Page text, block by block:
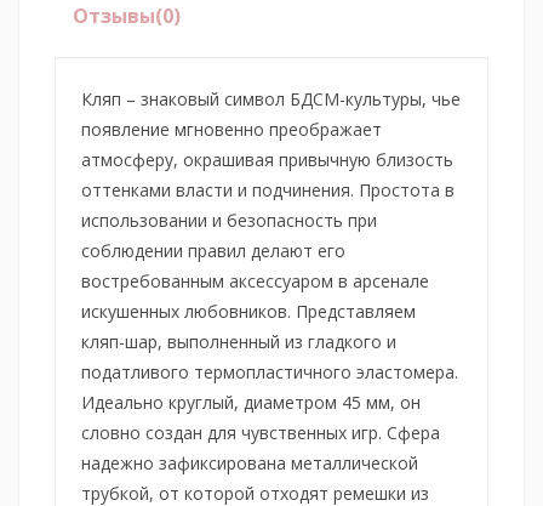
Отзывы(0)
Кляп – знаковый символ БДСМ-культуры, чье
появление мгновенно преображает
атмосферу, окрашивая привычную близость
оттенками власти и подчинения. Простота в
использовании и безопасность при
соблюдении правил делают его
востребованным аксессуаром в арсенале
искушенных любовников. Представляем
кляп-шар, выполненный из гладкого и
податливого термопластичного эластомера.
Идеально круглый, диаметром 45 мм, он
словно создан для чувственных игр. Сфера
надежно зафиксирована металлической
трубкой, от которой отходят ремешки из